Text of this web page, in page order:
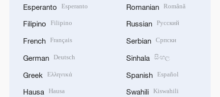
Esperanto Esperanto
Filipino Filipino
French Français
German Deutsch
Greek Ελληνικά
Hausa Hausa
Romanian Română
Russian Русский
Serbian Српски
Sinhala සිංහල
Spanish Español
Swahili Kiswahili